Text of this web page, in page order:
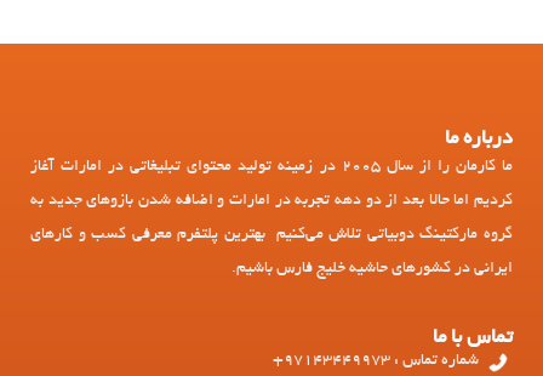
درباره ما
ما کارمان را از سال 2005 در زمینه تولید محتوای تبلیغاتی در امارات آغاز
کردیم اما حالا بعد از دو دهه تجربه در امارات و اضافه شدن بازوهای جدید به
گروه مارکتینگ دوبیاتی تلاش می‌کنیم بهترین پلتفرم معرفی کسب و کارهای
ایرانی در کشورهای حاشیه خلیج فارس باشیم.
تماس با ما
شماره تماس : 97143449973+